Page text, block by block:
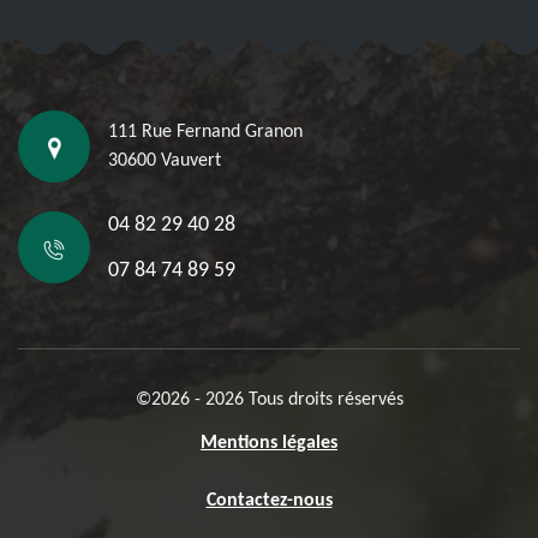
111 Rue Fernand Granon
30600 Vauvert
04 82 29 40 28
07 84 74 89 59
©2026 - 2026 Tous droits réservés
Mentions légales
Contactez-nous